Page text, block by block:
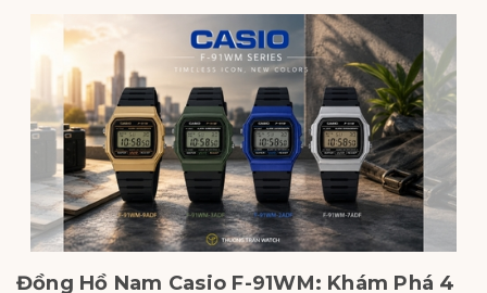
Đồng Hồ Nam Casio F-91WM: Khám Phá 4